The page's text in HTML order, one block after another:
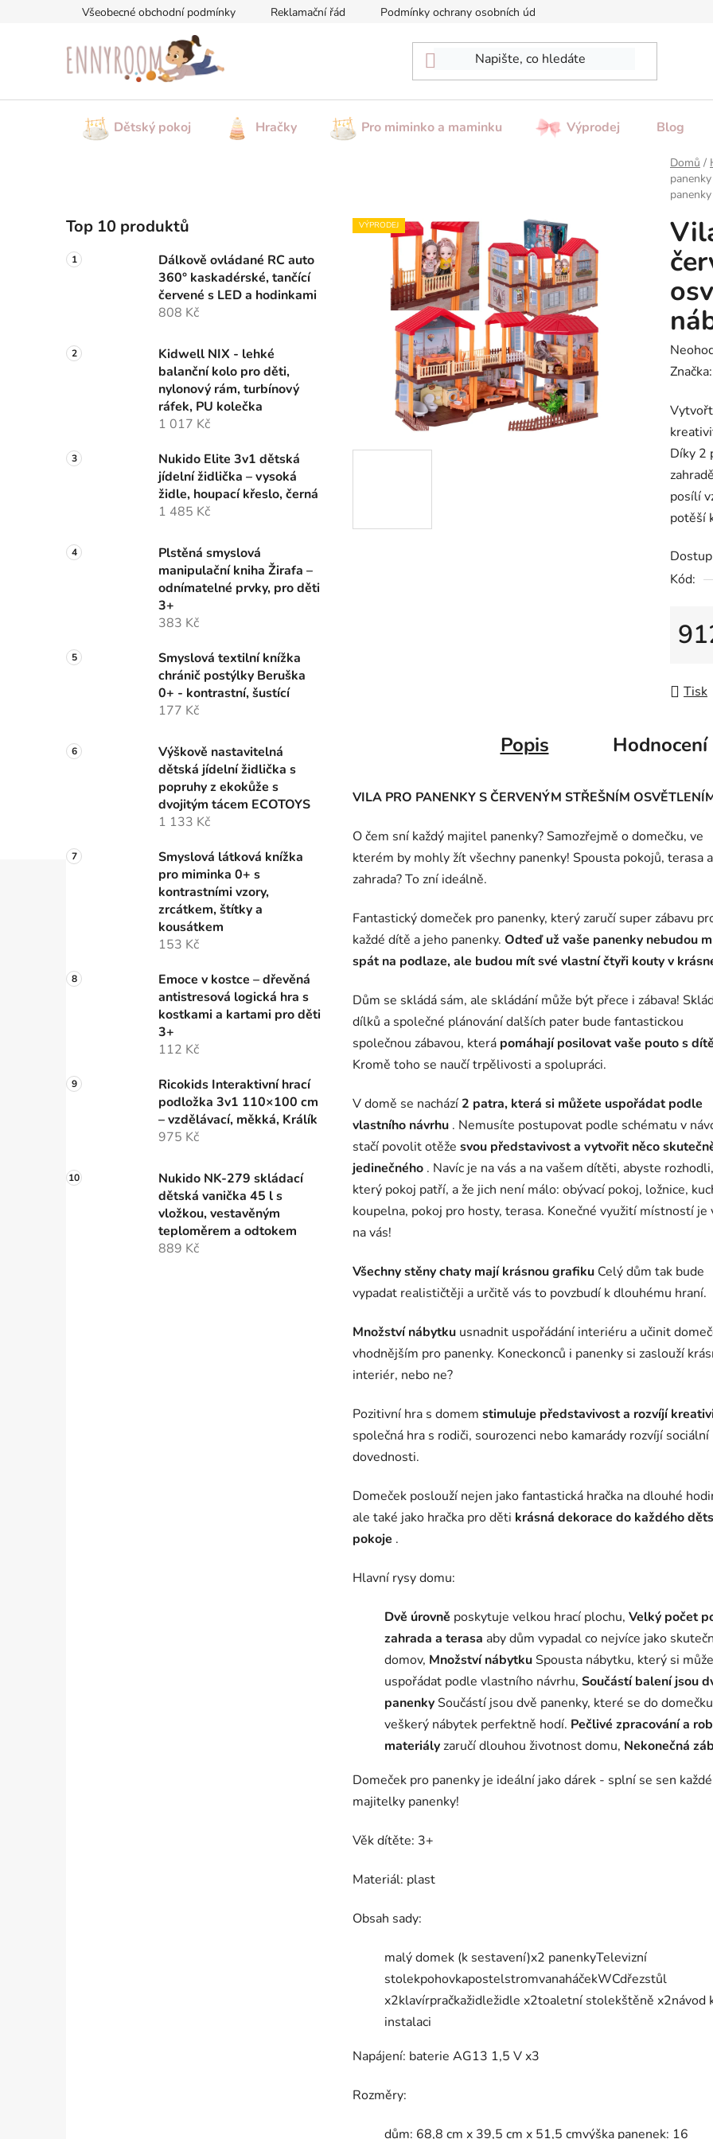
Všeobecné obchodní podmínky Reklamační řád Podmínky ochrany osobních údajů
Dětský pokoj Hračky Pro miminko a maminku Výprodej Blog
Domů /
panenky
o
s
t
n
e
Top 10 produktů
Dálkově ovládané RC auto
360° kaskadérské, tančící
červené s LED a hodinkami
808 Kč
Kidwell NIX - lehké
balanční kolo pro děti,
nylonový rám, turbínový
ráfek, PU kolečka
1 017 Kč
Nukido Elite 3v1 dětská
jídelní židlička – vysoká
židle, houpací křeslo, černá
1 485 Kč
Plstěná smyslová
manipulační kniha Žirafa –
odnímatelné prvky, pro děti
3+
383 Kč
Smyslová textilní knížka
chránič postýlky Beruška
0+ - kontrastní, šustící
177 Kč
Výškově nastavitelná
dětská jídelní židlička s
popruhy z ekokůže s
dvojitým tácem ECOTOYS
1 133 Kč
Smyslová látková knížka
pro miminka 0+ s
kontrastními vzory,
zrcátkem, štítky a
kousátkem
153 Kč
Emoce v kostce – dřevěná
antistresová logická hra s
kostkami a kartami pro děti
3+
112 Kč
Ricokids Interaktivní hrací
podložka 3v1 110×100 cm
– vzdělávací, měkká, Králík
975 Kč
Nukido NK-279 skládací
dětská vanička 45 l s
vložkou, vestavěným
teploměrem a odtokem
889 Kč
je
0,0
z
5
Díky 2
posílí
potěší
Kód:
Tisk
VÝPRODEJ
Popis Hodnocení
VILA PRO PANENKY S ČERVENÝM STŘEŠNÍM
O čem sní každý majitel panenky? Samozřejmě o domečku, ve
kterém by mohly žít všechny panenky! Spousta pokojů, terasa a
zahrada? To zní ideálně.
Fantastický domeček pro panenky, který zaručí super zábavu
každé dítě a jeho panenky. Odteď už vaše panenky nebudou
spát na podlaze, ale budou mít své vlastní čtyři kouty v
Dům se skládá sám, ale skládání může být přece i zábava!
dílků a společné plánování dalších pater bude fantastickou
společnou zábavou, která pomáhají posilovat vaše pouto s
Kromě toho se naučí trpělivosti a spolupráci.
V domě se nachází 2 patra, která si můžete uspořádat podle
vlastního návrhu . Nemusíte postupovat podle schématu v
stačí povolit otěže svou představivost a vytvořit něco
jedinečného . Navíc je na vás a na vašem dítěti, abyste
který pokoj patří, a že jich není málo: obývací pokoj, ložnice,
koupelna, pokoj pro hosty, terasa. Konečné využití místností je
na vás!
Všechny stěny chaty mají krásnou grafiku Celý dům tak bude
vypadat realističtěji a určitě vás to povzbudí k dlouhému hraní.
Množství nábytku usnadnit uspořádání interiéru a učinit
vhodnějším pro panenky. Koneckonců i panenky si zaslouží
interiér, nebo ne?
Pozitivní hra s domem stimuluje představivost a rozvíjí
společná hra s rodiči, sourozenci nebo kamarády rozvíjí sociální
dovednosti.
Domeček poslouží nejen jako fantastická hračka na dlouhé
ale také jako hračka pro děti krásná dekorace do každého
pokoje .
Hlavní rysy domu:
Dvě úrovně poskytuje velkou hrací plochu, Velký počet
zahrada a terasa aby dům vypadal co nejvíce jako
domov, Množství nábytkuSpousta nábytku, který si
uspořádat podle vlastního návrhu, Součástí balení jsou
panenkySoučástí jsou dvě panenky, které se do
veškerý nábytek perfektně hodí. Pečlivé zpracování a
materiályzaručí dlouhou životnost domu, Nekonečná
Domeček pro panenky je ideální jako dárek - splní se sen každé
majitelky panenky!
Věk dítěte: 3+
Materiál: plast
Obsah sady:
malý domek (k sestavení)x2 panenkyTelevizní
stolekpohovkapostelstromvanaháčekWCdřezstůl
x2klavírpračkažidležidle x2toaletní stolekštěně x2návod
instalaci
Napájení: baterie AG13 1,5 V x3
Rozměry:
dům: 68,8 cm x 39,5 cm x 51,5 cmvýška panenek: 16